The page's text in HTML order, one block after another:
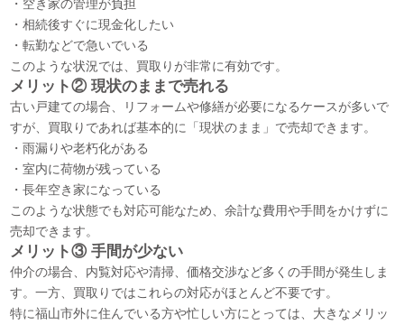
・空き家の管理が負担
・相続後すぐに現金化したい
・転勤などで急いでいる
このような状況では、買取りが非常に有効です。
メリット② 現状のままで売れる
古い戸建ての場合、リフォームや修繕が必要になるケースが多いで
すが、買取りであれば基本的に「現状のまま」で売却できます。
・雨漏りや老朽化がある
・室内に荷物が残っている
・長年空き家になっている
このような状態でも対応可能なため、余計な費用や手間をかけずに
売却できます。
メリット③ 手間が少ない
仲介の場合、内覧対応や清掃、価格交渉など多くの手間が発生しま
す。一方、買取りではこれらの対応がほとんど不要です。
特に福山市外に住んでいる方や忙しい方にとっては、大きなメリッ